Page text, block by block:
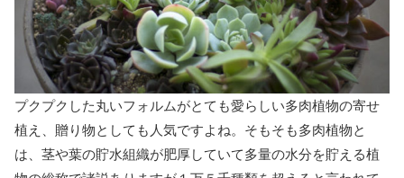
プクプクした丸いフォルムがとても愛らしい多肉植物の寄せ
植え、贈り物としても人気ですよね。そもそも多肉植物と
は、茎や葉の貯水組織が肥厚していて多量の水分を貯える植